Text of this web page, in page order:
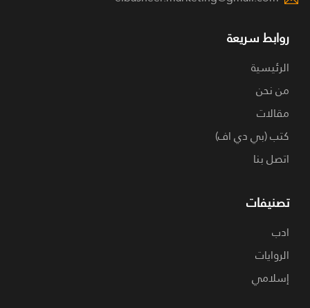
روابط سريعة
الرئيسية
من نحن
مقالات
كتب (بي دي اف)
اتصل بنا
تصنيفات
ادب
الروايات
إسلامي